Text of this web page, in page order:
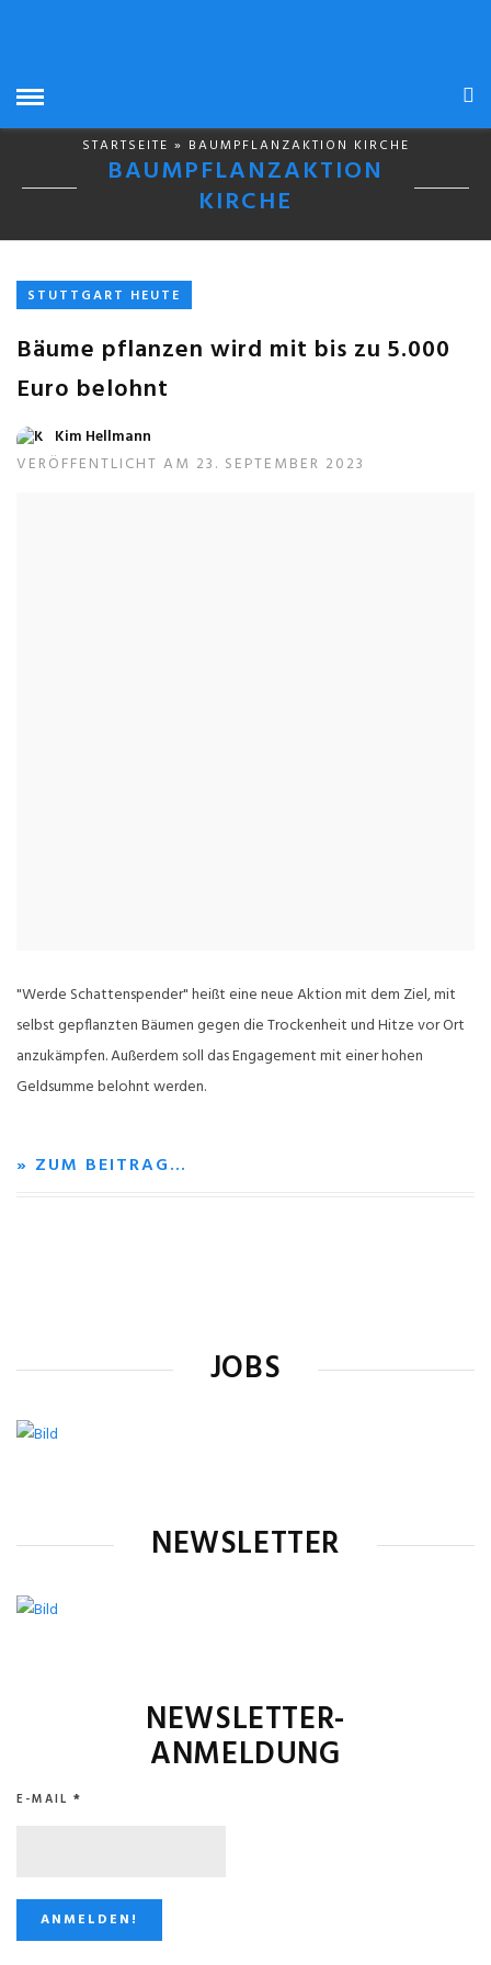
STARTSEITE » BAUMPFLANZAKTION KIRCHE
BAUMPFLANZAKTION
KIRCHE
STUTTGART HEUTE
Bäume pflanzen wird mit bis zu 5.000
Euro belohnt
Kim Hellmann
VERÖFFENTLICHT AM 23. SEPTEMBER 2023
"Werde Schattenspender" heißt eine neue Aktion mit dem Ziel, mit
selbst gepflanzten Bäumen gegen die Trockenheit und Hitze vor Ort
anzukämpfen. Außerdem soll das Engagement mit einer hohen
Geldsumme belohnt werden.
» ZUM BEITRAG…
JOBS
NEWSLETTER
NEWSLETTER-
ANMELDUNG
E-MAIL *